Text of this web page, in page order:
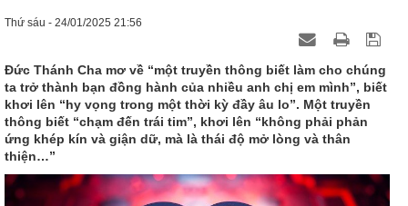
Thứ sáu - 24/01/2025 21:56
Đức Thánh Cha mơ về “một truyền thông biết làm cho chúng
ta trở thành bạn đồng hành của nhiều anh chị em mình”, biết
khơi lên “hy vọng trong một thời kỳ đầy âu lo”. Một truyền
thông biết “chạm đến trái tim”, khơi lên “không phải phản
ứng khép kín và giận dữ, mà là thái độ mở lòng và thân
thiện…”